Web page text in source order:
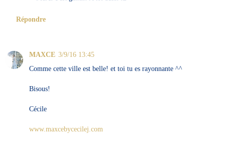
Répondre
MAXCE 3/9/16 13:45
Comme cette ville est belle! et toi tu es rayonnante ^^
Bisous!
Cécile
www.maxcebycecilej.com